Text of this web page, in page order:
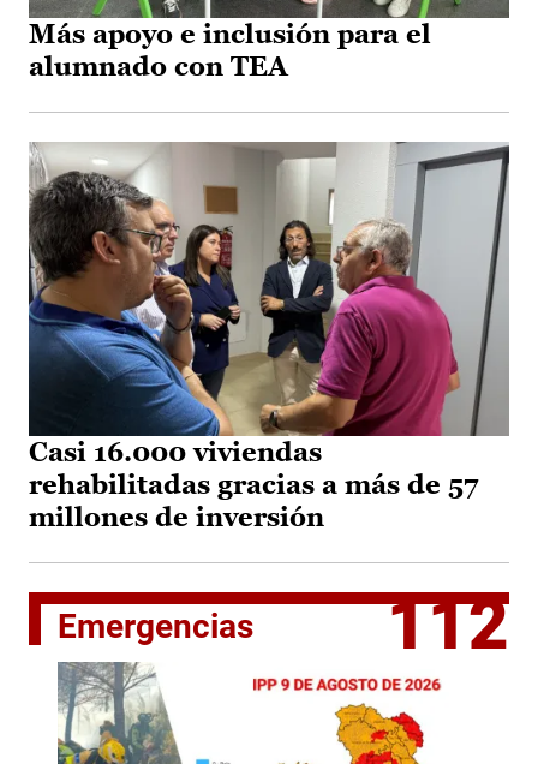
Más apoyo e inclusión para el
alumnado con TEA
Casi 16.000 viviendas
rehabilitadas gracias a más de 57
millones de inversión
Emergencias 112